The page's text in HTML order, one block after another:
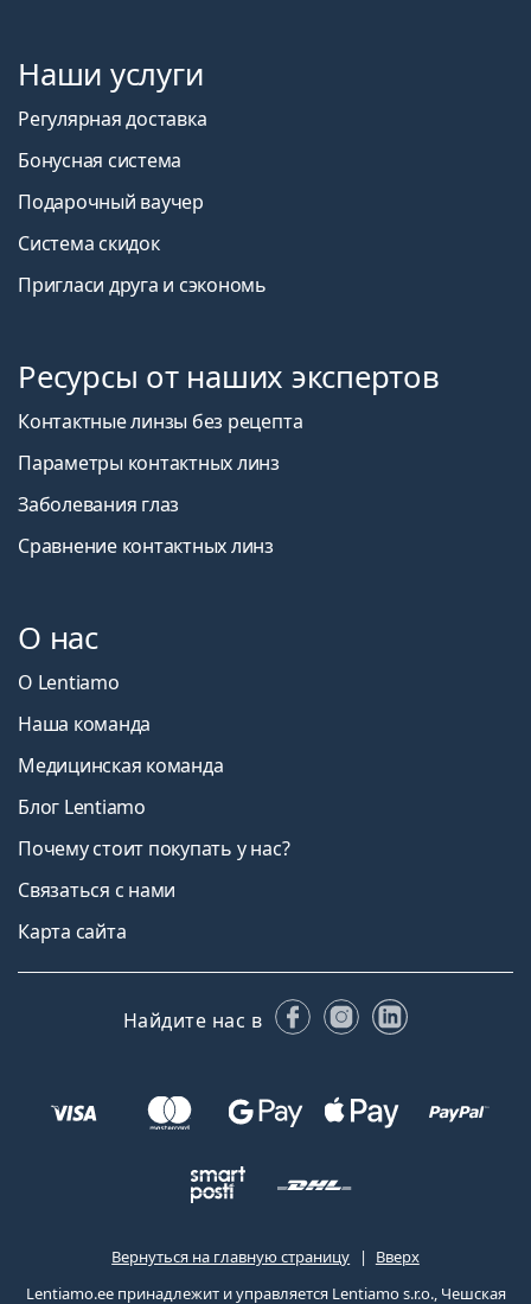
Наши услуги
Регулярная доставка
Бонусная система
Подарочный ваучер
Система скидок
Пригласи друга и сэкономь
Ресурсы от наших экспертов
Контактные линзы без рецепта
Параметры контактных линз
Заболевания глаз
Сравнение контактных линз
О нас
О Lentiamo
Наша команда
Медицинская команда
Блог Lentiamo
Почему стоит покупать у нас?
Связаться с нами
Карта сайта
Найдите нас в FacebookInstagram
LinkedIn
Вернуться на главную страницу
Вверх
Lentiamo.ee принадлежит и управляется Lentiamo s.r.o., Чешская